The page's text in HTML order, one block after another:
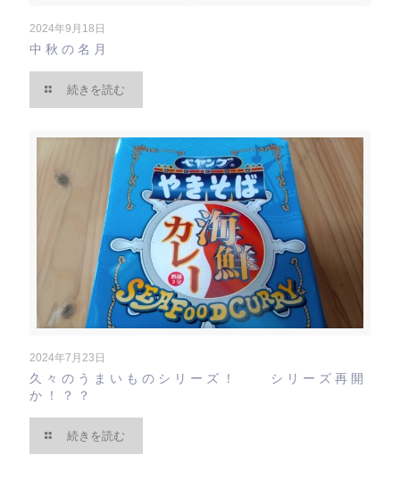
2024年9月18日
中秋の名月
続きを読む
2024年7月23日
久々のうまいものシリーズ！ シリーズ再開
か！？？
続きを読む